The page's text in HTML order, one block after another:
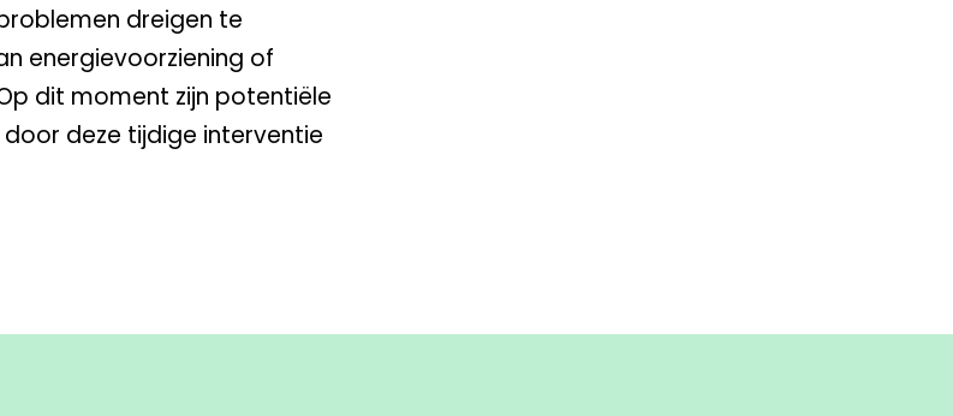
dreigen te
energievoorziening of
dit moment zijn potentiële
deze tijdige interventie